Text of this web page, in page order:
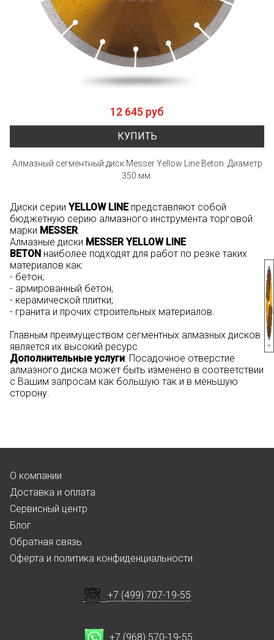
12 645 руб
КУПИТЬ
Алмазный сегментный диск Messer Yellow Line Beton. Диаметр
350 мм.
Диски серии YELLOW LINEпредставляют собой
бюджетную серию алмазного инструмента торговой
марки MESSER.
Алмазные диски MESSER YELLOW LINE
BETON наиболее подходят для работ по резке таких
материалов как:
- бетон;
- армированный бетон;
- керамической плитки;
- гранита и прочих строительных материалов.
Главным преимуществом сегментных алмазных дисков
является их высокий ресурс.
Дополнительные услуги: Посадочное отверстие
алмазного диска может быть изменено в соответствии
с Вашим запросам как большую так и в меньшую
сторону.
О компании
Доставка и оплата
Сервисный центр
Блог
Обратная связь
Оферта и политика конфиденциальности
+7 (499) 707-19-55
+7 (968) 570-19-55